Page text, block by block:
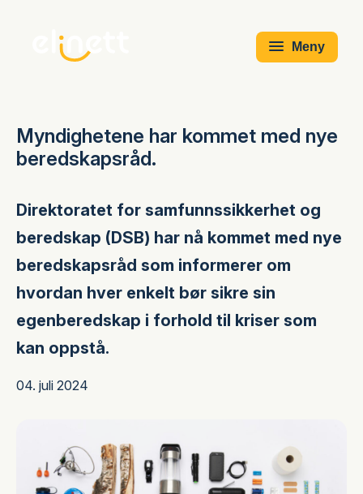
Meny
Myndighetene har kommet med nye
beredskapsråd.
Direktoratet for samfunnssikkerhet og
beredskap (DSB) har nå kommet med nye
beredskapsråd som informerer om
hvordan hver enkelt bør sikre sin
egenberedskap i forhold til kriser som
kan oppstå.
04. juli 2024